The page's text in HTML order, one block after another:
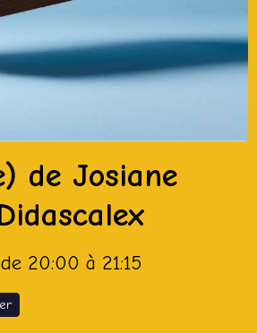
de Josiane
de 20:00 à 21:15